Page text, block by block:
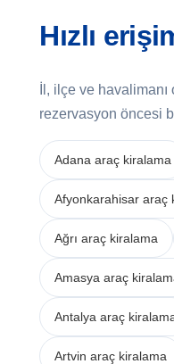
Hızlı
İl, ilçe ve
rezervasyon öncesi
Adana araç kiralama
Afyonkarahisar araç
Ağrı araç kiralama
Amasya araç
Antalya araç
Artvin araç kiralama